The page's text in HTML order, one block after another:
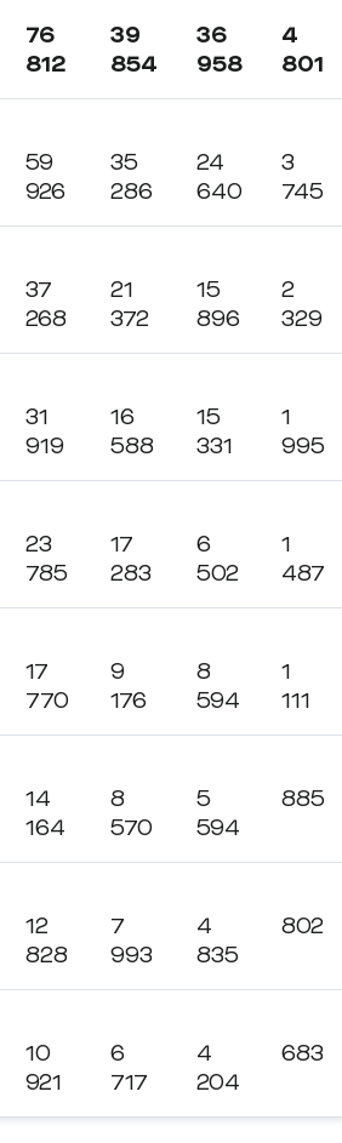
76
812
39
854
36
958
4
801
59
926
35
286
24
640
3
745
37
268
21
372
15
896
2
329
31
919
16
588
15
331
1
995
23
785
17
283
6
502
1
487
17
770
9
176
8
594
1
111
14
164
8
570
5
594
885
12
828
7
993
4
835
802
10
921
6
717
4
204
683